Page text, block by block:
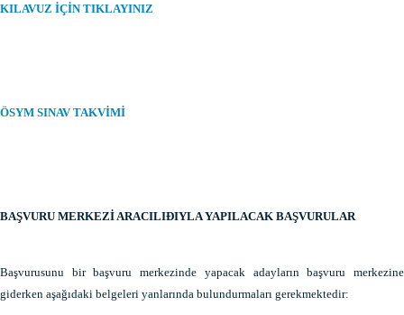
KILAVUZ İÇİN TIKLAYINIZ
ÖSYM SINAV TAKVİMİ
BAŞVURU MERKEZİ ARACILIÐIYLA YAPILACAK BAŞVURULAR
Başvurusunu bir başvuru merkezinde yapacak adayların başvuru merkezine
giderken aşağıdaki belgeleri yanlarında bulundurmaları gerekmektedir: